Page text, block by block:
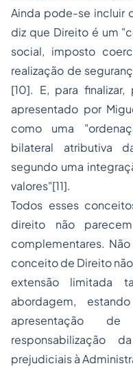
Ainda pode-se incluir
diz que Direito é um
social, imposto
realização de
[10]. E, para
apresentado por
como uma
bilateral atributiva
segundo uma
valores"[11].
Todos esses
direito não
complementares.
conceito de Direito
extensão limitada
abordagem,
apresentação
responsabilização
prejudiciais à